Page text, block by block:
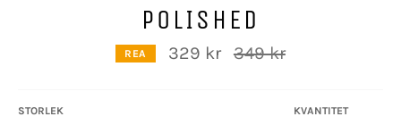
POLISHED
REA 329 kr
Ordinarie
pris
349 kr
STORLEK KVANTITET